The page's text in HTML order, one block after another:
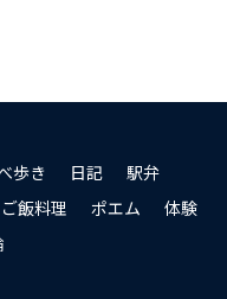
歩き 日記
駅弁
ご飯料理 ポエム
体験